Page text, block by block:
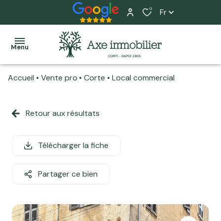
0 Fr
Menu
Ventes
Tous
biens
Terrains
Tous
biens
Local
Programme
Estimation
L'équipe
Nos
services
Home
Accueil Vente pro Corte Local commercial
Retour aux résultats
Télécharger la fiche
Partager ce bien